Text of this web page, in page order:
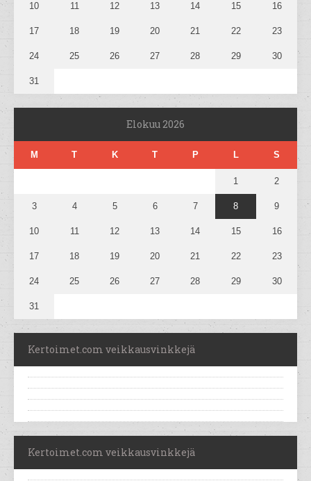
10 11 12 13 14 15 16
17 18 19 20 21 22 23
24 25 26 27 28 29 30
31
Elokuu 2026
M T K T P L S
1 2
3 4 5 6 7 8 9
10 11 12 13 14 15 16
17 18 19 20 21 22 23
24 25 26 27 28 29 30
31
Kertoimet.com veikkausvinkkejä
Kertoimet.com veikkausvinkkejä